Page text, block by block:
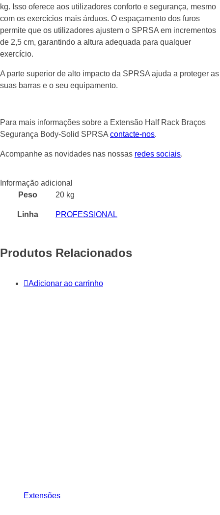
kg. Isso oferece aos utilizadores conforto e segurança, mesmo
com os exercícios mais árduos. O espaçamento dos furos
permite que os utilizadores ajustem o SPRSA em incrementos
de 2,5 cm, garantindo a altura adequada para qualquer
exercício.
A parte superior de alto impacto da SPRSA ajuda a proteger as
suas barras e o seu equipamento.
Para mais informações sobre a Extensão Half Rack Braços
Segurança Body-Solid SPRSAcontacte-nos.
Acompanhe as novidades nas nossas redes sociais.
Informação adicional
Peso
20 kg
Linha PROFESSIONAL
Produtos Relacionados
Adicionar ao carrinho
Extensões